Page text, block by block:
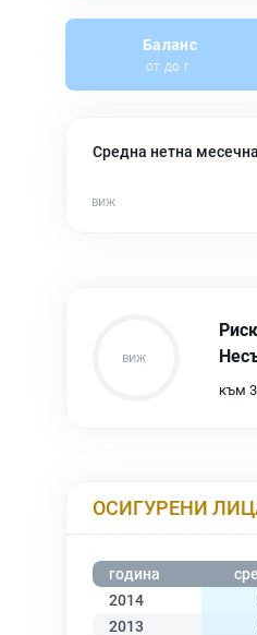
Баланс
от до г.
Средна нетна
към
ОСИГУРЕНИ
година
2014
2013